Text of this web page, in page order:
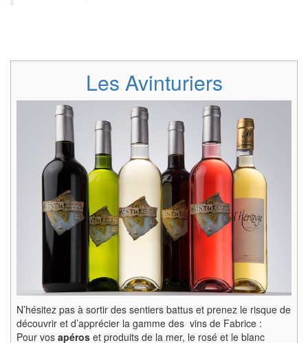
Les Avinturiers
N’hésitez pas à sortir des sentiers battus et prenez le risque de
découvrir et d’apprécier la gamme des vins de Fabrice :
Pour vosapéros et produits de la mer, le rosé et le blanc